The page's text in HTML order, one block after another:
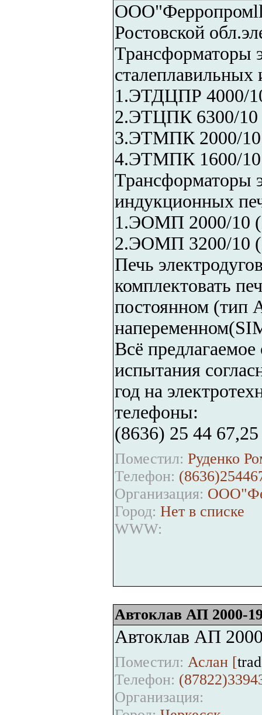
ООО"Ферропромll"
Ростовской
Трансформаторы
сталеплавильных
1.ЭТДЦПР 4000/
2.ЭТЦПК 6300/
3.ЭТМПК 2000/
4.ЭТМПК 1600/
Трансформаторы
индукционных
1.ЭОМП 2000/10
2.ЭОМП 3200/10
Печь
комплектовать
постоянном
Всё
испытания
год на
телефоны:
(8636) 25 44
Поместил: Руденко
Телефон:
Организация:
Город: Нет в списке
WWW:
Автоклав АП 2000-
Автоклав АП
Поместил: Аслан [
Телефон:
Организация: